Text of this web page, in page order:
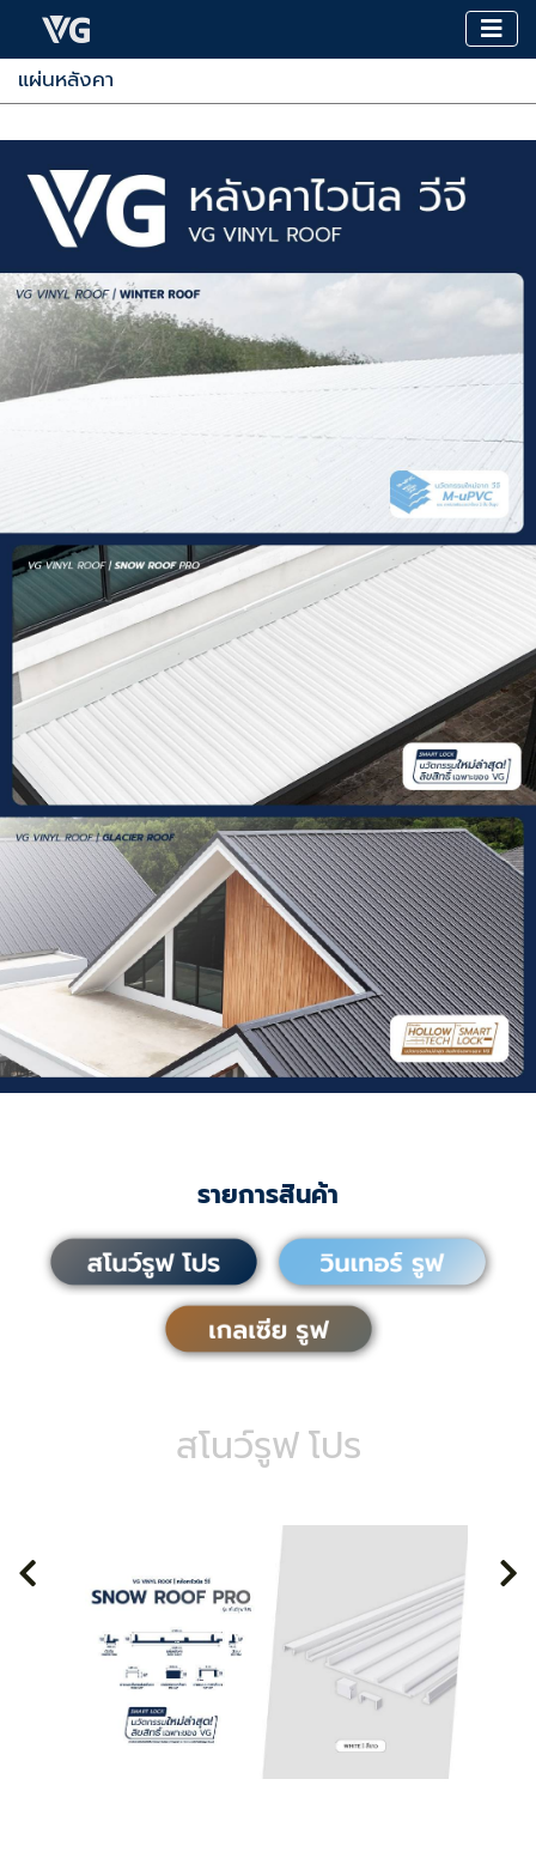
แผ่นหลังคา
รายการสินค้า
สโนว์รูฟ โปร